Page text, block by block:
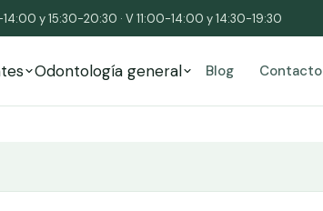
y 15:30-20:30 · V 11:00-14:00 y 14:30-19:30
Odontología general Blog Contacto